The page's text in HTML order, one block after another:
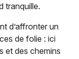
tranquille.
d’affronter un
de folie : ici
et des chemins